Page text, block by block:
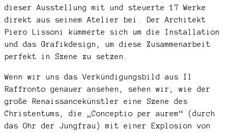
dieser Ausstellung mit und steuerte 17 Werke
direkt aus seinem Atelier bei. Der Architekt
Piero Lissoni kümmerte sich um die Installation
und das Grafikdesign, um diese Zusammenarbeit
perfekt in Szene zu setzen.
Wenn wir uns das Verkündigungsbild aus Il
Raffronto genauer ansehen, sehen wir, wie der
große Renaissancekünstler eine Szene des
Christentums, die „Conceptio per aurem“ (durch
das Ohr der Jungfrau) mit einer Explosion von